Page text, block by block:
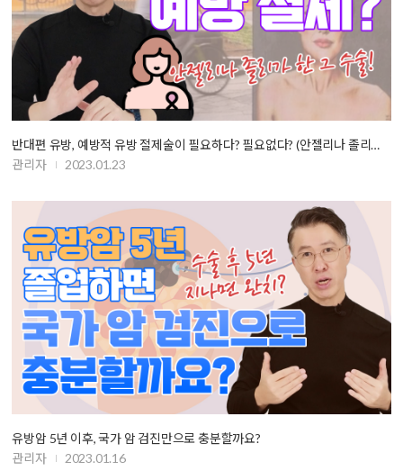
반대편 유방, 예방적 유방 절제술이 필요하다? 필요없다? (안젤리나 졸리의 …
관리자
2023.01.23
유방암 5년 이후, 국가 암 검진만으로 충분할까요?
관리자
2023.01.16